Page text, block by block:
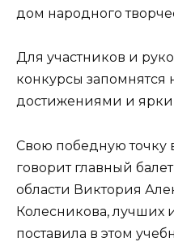
дом народного
Для участников и
конкурсы
достижениями и
Свою победную точку
говорит главный
области Виктория
Колесникова, лучших
поставила в этом